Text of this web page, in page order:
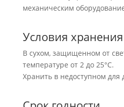
механическим
Условия хранения
В сухом, защищенном от
температуре от 2 до 25°С.
Хранить в недоступном для